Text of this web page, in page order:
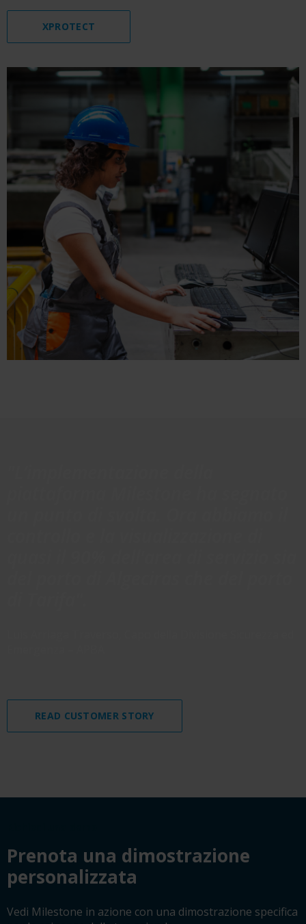
XPROTECT
READ CUSTOMER STORY
Prenota una dimostrazione
personalizzata
Vedi Milestone in azione con una dimostrazione specifica